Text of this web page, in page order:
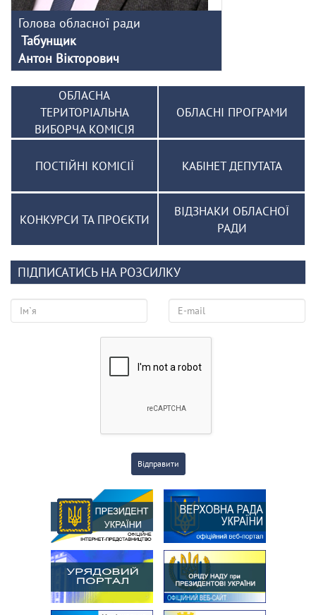
Голова обласної ради
Табунщик
Антон Вікторович
ОБЛАСНА
ТЕРИТОРІАЛЬНА
ВИБОРЧА КОМІСІЯ
ОБЛАСНІ ПРОГРАМИ
ПОСТІЙНІ КОМІСІЇ КАБІНЕТ ДЕПУТАТА
КОНКУРСИ ТА ПРОЄКТИ
ВІДЗНАКИ ОБЛАСНОЇ
РАДИ
ПІДПИСАТИСЬ НА РОЗСИЛКУ
Відправити